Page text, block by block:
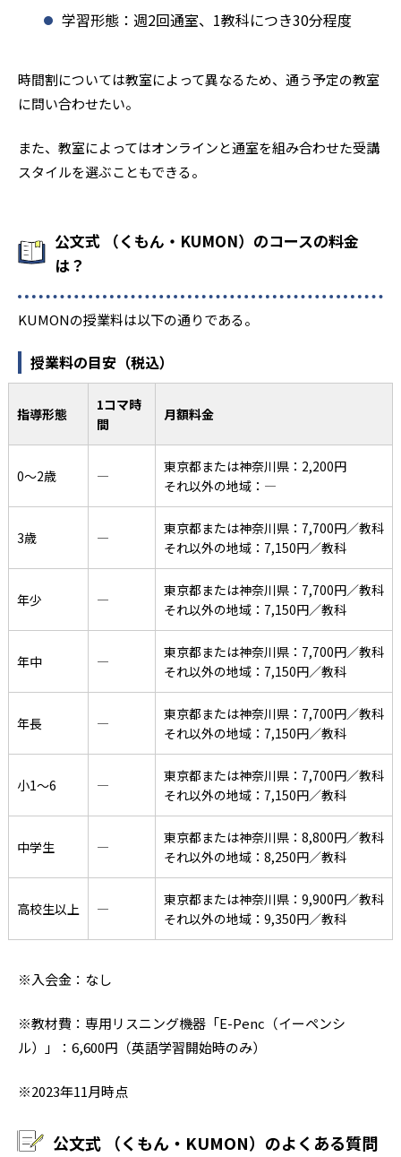
学習形態：週2回通室、1教科につき30分程度
時間割については教室によって異なるため、通う予定の教室
に問い合わせたい。
また、教室によってはオンラインと通室を組み合わせた受講
スタイルを選ぶこともできる。
公文式 （くもん・KUMON）のコースの料金
は？
KUMONの授業料は以下の通りである。
授業料の目安（税込）
指導形態
1コマ時
間
月額料金
0〜2歳 ―
東京都または神奈川県：2,200円
それ以外の地域：―
3歳 ―
東京都または神奈川県：7,700円／教科
それ以外の地域：7,150円／教科
年少 ―
東京都または神奈川県：7,700円／教科
それ以外の地域：7,150円／教科
年中 ―
東京都または神奈川県：7,700円／教科
それ以外の地域：7,150円／教科
年長 ―
東京都または神奈川県：7,700円／教科
それ以外の地域：7,150円／教科
小1〜6 ―
東京都または神奈川県：7,700円／教科
それ以外の地域：7,150円／教科
中学生 ―
東京都または神奈川県：8,800円／教科
それ以外の地域：8,250円／教科
高校生以上 ―
東京都または神奈川県：9,900円／教科
それ以外の地域：9,350円／教科
※入会金：なし
※教材費：専用リスニング機器「E-Penc（イーペンシ
ル）」：6,600円（英語学習開始時のみ）
※2023年11月時点
公文式 （くもん・KUMON）のよくある質問